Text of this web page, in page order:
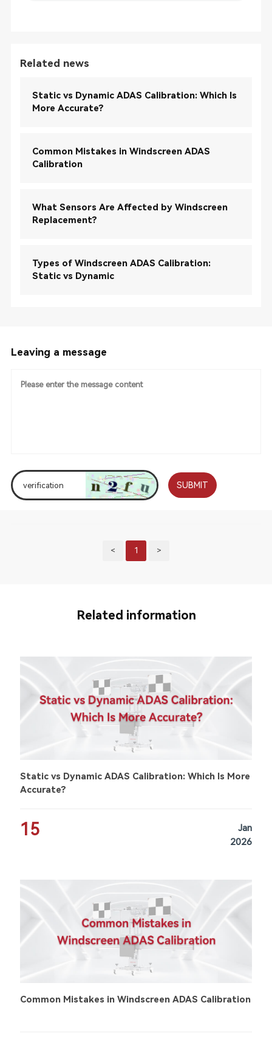
Related news
Static vs Dynamic ADAS Calibration: Which Is
More Accurate?
Common Mistakes in Windscreen ADAS
Calibration
What Sensors Are Affected by Windscreen
Replacement?
Types of Windscreen ADAS Calibration:
Static vs Dynamic
Leaving a message
SUBMIT
< 1 >
Related information
Static vs Dynamic ADAS Calibration: Which Is More
Accurate?
15
Jan
2026
Common Mistakes in Windscreen ADAS Calibration